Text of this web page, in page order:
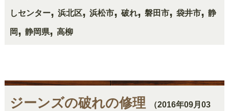
しセンター, 浜北区, 浜松市, 破れ, 磐田市, 袋井市, 静
岡, 静岡県, 高柳
ジーンズの破れの修理 （2016年09月03